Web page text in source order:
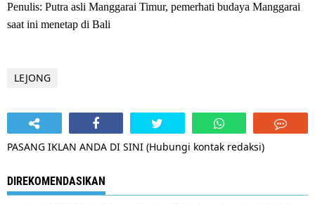
Penulis: Putra asli Manggarai Timur, pemerhati budaya Manggarai
saat ini menetap di Bali
LEJONG
PASANG IKLAN ANDA DI SINI (Hubungi kontak redaksi)
DIREKOMENDASIKAN